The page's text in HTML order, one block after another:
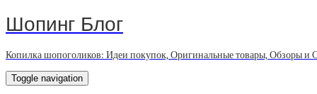
Шопинг Блог
Копилка шопоголиков: Идеи покупок, Оригинальные товары, Обзоры и
Toggle navigation